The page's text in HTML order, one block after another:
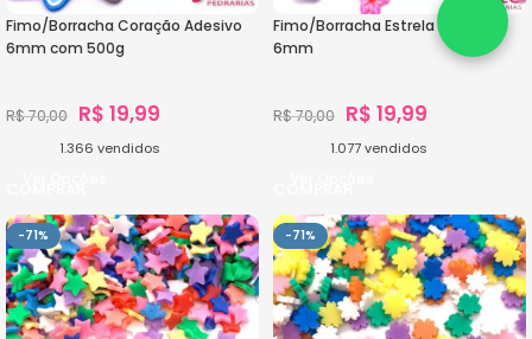
Fimo/Borracha Coração Adesivo
6mm com 500g
R$70,00 R$ 19,99
1.366 vendidos
Fimo/Borracha Estrela Adesivo
6mm
R$70,00 R$ 19,99
1.077vendidos
-71% -71%